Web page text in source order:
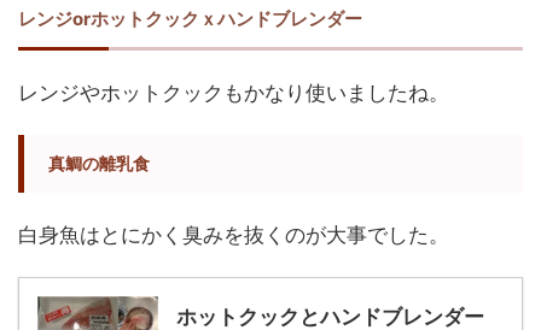
レンジorホットクックｘハンドブレンダー
レンジやホットクックもかなり使いましたね。
真鯛の離乳食
白身魚はとにかく臭みを抜くのが大事でした。
ホットクックとハンドブレンダー